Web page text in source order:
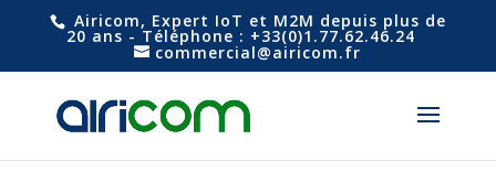
Airicom, Expert IoT et M2M depuis plus de
20 ans - Téléphone : +33(0)1.77.62.46.24
commercial@airicom.fr